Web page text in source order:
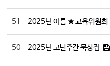
51 2025년 여름 ★ 교육위원회
50 2025년 고난주간 묵상집